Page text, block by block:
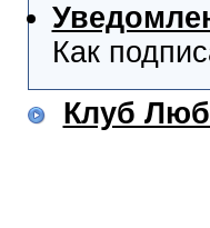
Как
Клуб